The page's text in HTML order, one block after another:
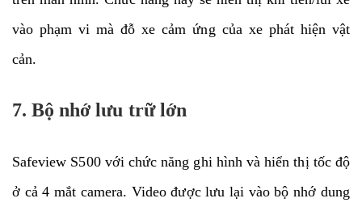
vào phạm vi mà đỗ xe cảm ứng của xe phát hiện vật
cản.
7. Bộ nhớ lưu trữ lớn
Safeview S500 với chức năng ghi hình và hiển thị tốc độ
ở cả 4 mắt camera. Video được lưu lại vào bộ nhớ dung